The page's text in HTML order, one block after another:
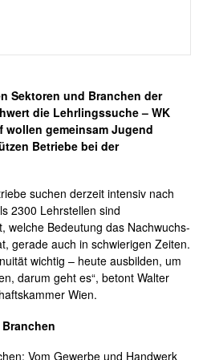
Sektoren und Branchen der
die Lehrlingssuche – WK
wollen gemeinsam Jugend
Betriebe bei der
suchen derzeit intensiv nach
2300 Lehrstellen sind
welche Bedeutung das Nachwuchs-
gerade auch in schwierigen Zeiten.
wichtig – heute ausbilden, um
darum geht es“, betont Walter
Wien.
Vom Gewerbe und Handwerk